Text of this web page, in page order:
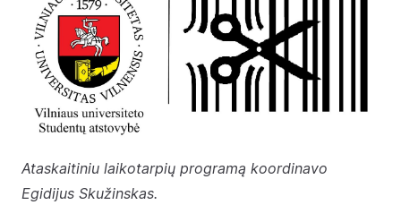
Ataskaitiniu laikotarpių programą koordinavo
Egidijus Skužinskas.